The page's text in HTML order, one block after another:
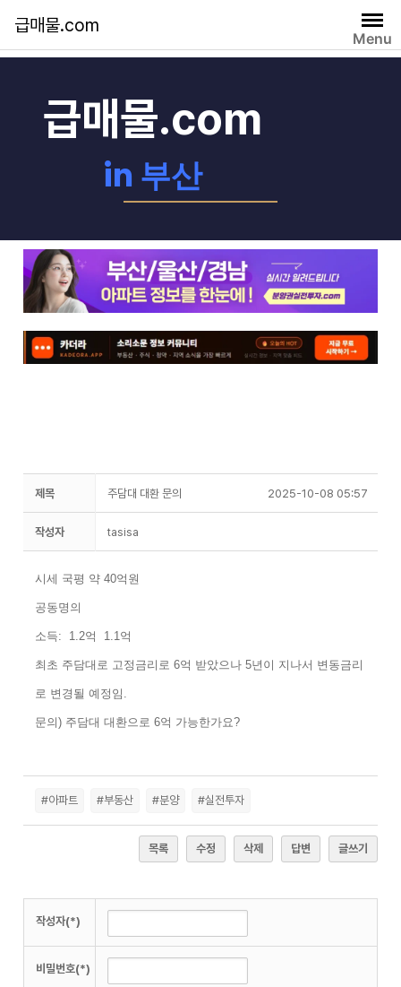
급매물.com
Menu
자유게시판
급매물.com
in 부산
제목 주담대 대환 문의 2025-10-08 05:57
작성자 tasisa
시세 국평 약 40억원
공동명의
소득: 1.2억 1.1억
최초 주담대로 고정금리로 6억 받았으나 5년이 지나서 변동금리
로 변경될 예정임.
문의) 주담대 대환으로 6억 가능한가요?
#아파트 #부동산 #분양 #실전투자
목록 수정 삭제 답변 글쓰기
작성자(*)
비밀번호(*)